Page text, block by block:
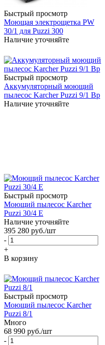
Быстрый просмотр
Моющая электрощетка PW
30/1 для Puzzi 300
Наличие уточняйте
Быстрый просмотр
Аккумуляторный моющий
пылесос Karcher Puzzi 9/1 Bp
Наличие уточняйте
Быстрый просмотр
Моющий пылесос Karcher
Puzzi 30/4 E
Наличие уточняйте
395 280 руб./шт
-
+
В корзину
Быстрый просмотр
Моющий пылесос Karcher
Puzzi 8/1
Много
68 990 руб./шт
-